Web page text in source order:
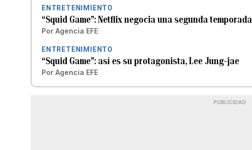
ENTRETENIMIENTO
“Squid Game”: Netflix negocia una segunda temporada
Por Agencia EFE
ENTRETENIMIENTO
“Squid Game”: así es su protagonista, Lee Jung-jae
Por Agencia EFE
PUBLICIDAD